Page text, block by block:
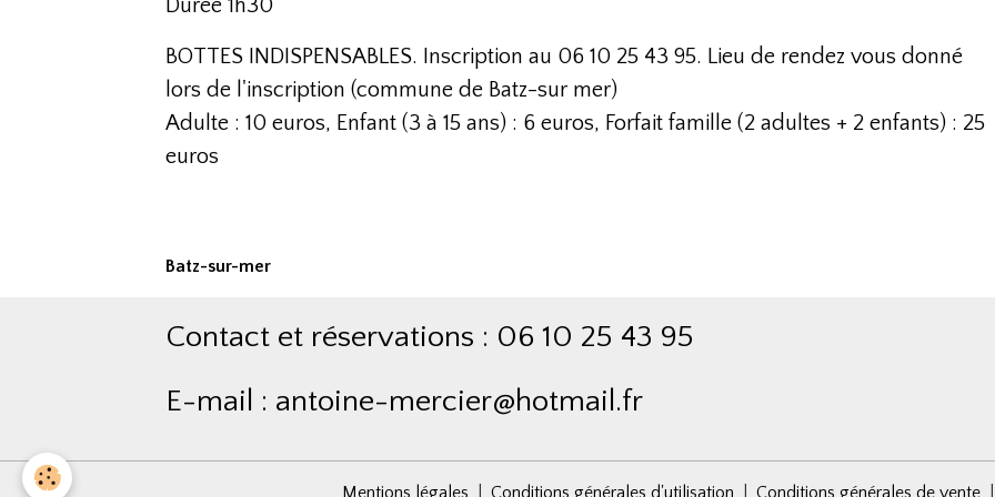
Durée 1h30
BOTTES INDISPENSABLES. Inscription au 06 10 25 43 95. Lieu de rendez vous donné
lors de l'inscription (commune de Batz-sur mer)
Adulte : 10 euros, Enfant (3 à 15 ans) : 6 euros, Forfait famille (2 adultes + 2 enfants) : 25
euros
Batz-sur-mer
Contact et réservations : 06 10 25 43 95
E-mail : antoine-mercier@hotmail.fr
Mentions légales Conditions générales d'utilisation Conditions générales de vente